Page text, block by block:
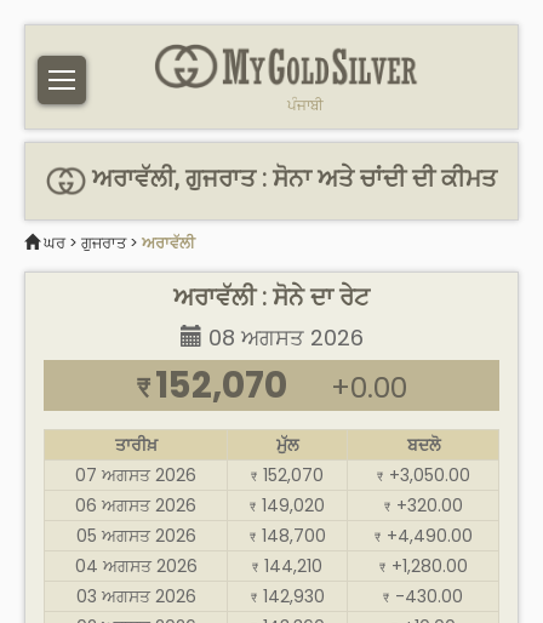
ਪੰਜਾਬੀ
ਅਰਾਵੱਲੀ, ਗੁਜਰਾਤ : ਸੋਨਾ ਅਤੇ ਚਾਂਦੀ ਦੀ ਕੀਮਤ
ਘਰ > ਗੁਜਰਾਤ> ਅਰਾਵੱਲੀ
ਅਰਾਵੱਲੀ : ਸੋਨੇ ਦਾ ਰੇਟ
08 ਅਗਸਤ 2026
₹ 152,070 +0.00
ਤਾਰੀਖ਼ ਮੁੱਲ
ਬਦਲੋ
07 ਅਗਸਤ 2026
₹ 152,070 ₹ +3,050.00
06 ਅਗਸਤ 2026
₹ 149,020 ₹ +320.00
05 ਅਗਸਤ 2026
₹ 148,700 ₹ +4,490.00
04 ਅਗਸਤ 2026
₹ 144,210 ₹ +1,280.00
03 ਅਗਸਤ 2026
₹ 142,930 ₹ -430.00